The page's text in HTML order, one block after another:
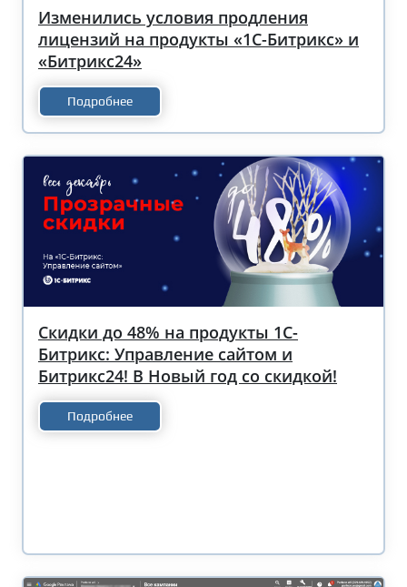
Изменились условия продления
лицензий на продукты «1С-Битрикс» и
«Битрикс24»
Подробнее
Скидки до 48% на продукты 1С-
Битрикс: Управление сайтом и
Битрикс24! В Новый год со скидкой!
Подробнее